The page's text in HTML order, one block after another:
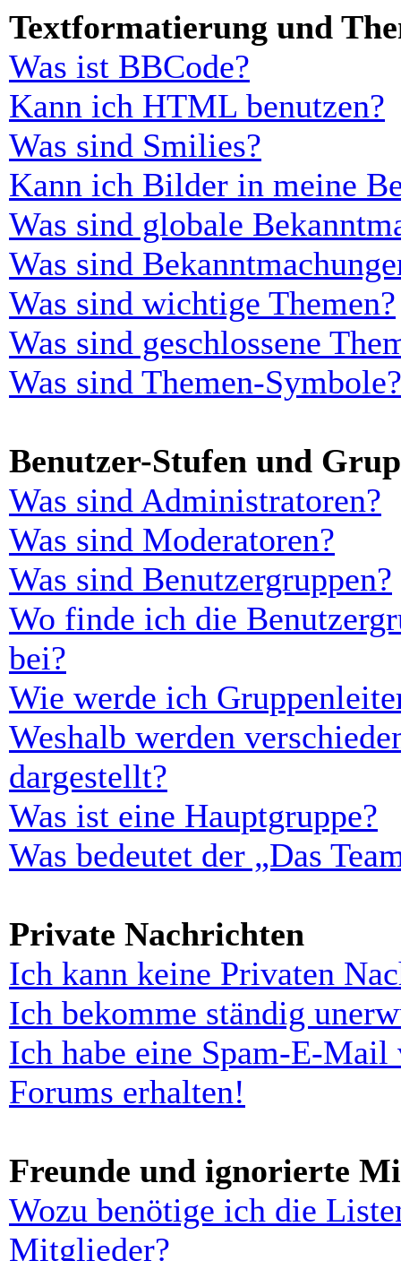
Textformatierung und
Was ist BBCode?
Kann ich HTML benutzen?
Was sind Smilies?
Kann ich Bilder in meine
Was sind globale
Was sind
Was sind wichtige Themen?
Was sind geschlossene
Was sind Themen-Symbole?
Benutzer-Stufen und
Was sind Administratoren?
Was sind Moderatoren?
Was sind Benutzergruppen?
Wo finde ich die
bei?
Wie werde ich
Weshalb werden
dargestellt?
Was ist eine Hauptgruppe?
Was bedeutet der „Das
Private Nachrichten
Ich kann keine Privaten
Ich bekomme ständig
Ich habe eine Spam-E-
Forums erhalten!
Freunde und ignorierte
Wozu benötige ich die
Mitglieder?